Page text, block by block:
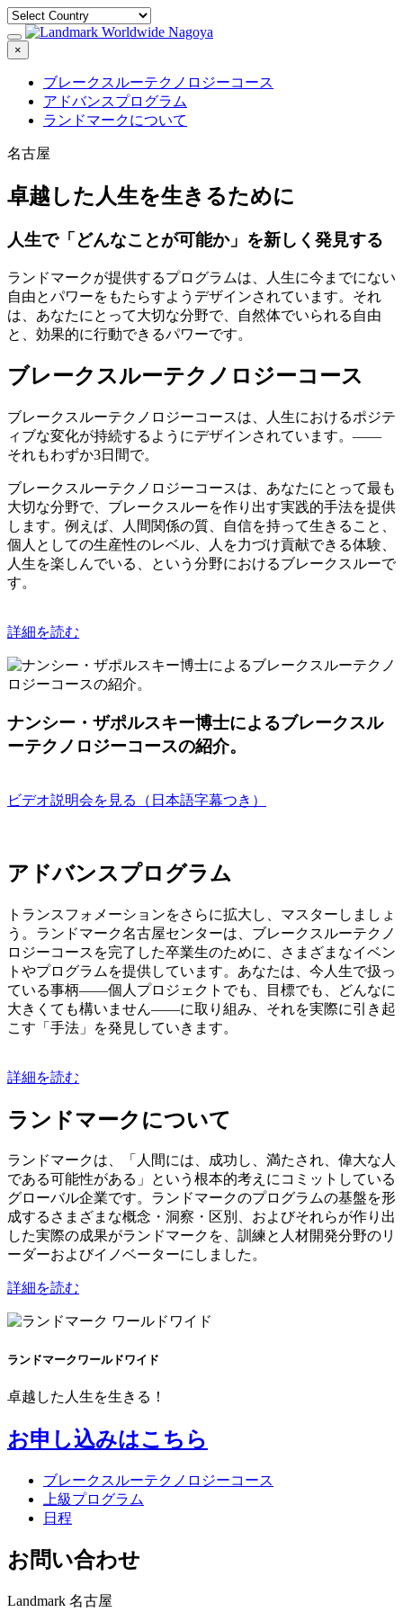
×
ブレークスルーテクノロジーコース
アドバンスプログラム
ランドマークについて
名古屋
卓越した人生を生きるために
人生で「どんなことが可能か」を新しく発見する
ランドマークが提供するプログラムは、人生に今までにない
自由とパワーをもたらすようデザインされています。それ
は、あなたにとって大切な分野で、自然体でいられる自由
と、効果的に行動できるパワーです。
ブレークスルーテクノロジーコース
ブレークスルーテクノロジーコースは、人生におけるポジテ
ィブな変化が持続するようにデザインされています。――
それもわずか3日間で。
ブレークスルーテクノロジーコースは、あなたにとって最も
大切な分野で、ブレークスルーを作り出す実践的手法を提供
します。例えば、人間関係の質、自信を持って生きること、
個人としての生産性のレベル、人を力づけ貢献できる体験、
人生を楽しんでいる、という分野におけるブレークスルーで
す。
詳細を読む
ナンシー・ザポルスキー博士によるブレークスル
ーテクノロジーコースの紹介。
ビデオ説明会を見る（日本語字幕つき）
アドバンスプログラム
トランスフォメーションをさらに拡大し、マスターしましょ
う。ランドマーク名古屋センターは、ブレークスルーテクノ
ロジーコースを完了した卒業生のために、さまざまなイベン
トやプログラムを提供しています。あなたは、今人生で扱っ
ている事柄――個人プロジェクトでも、目標でも、どんなに
大きくても構いません――に取り組み、それを実際に引き起
こす「手法」を発見していきます。
詳細を読む
ランドマークについて
ランドマークは、「人間には、成功し、満たされ、偉大な人
である可能性がある」という根本的考えにコミットしている
グローバル企業です。ランドマークのプログラムの基盤を形
成するさまざまな概念・洞察・区別、およびそれらが作り出
した実際の成果がランドマークを、訓練と人材開発分野のリ
ーダーおよびイノベーターにしました。
詳細を読む
ランドマークワールドワイド
卓越した人生を生きる！
お申し込みはこちら
ブレークスルーテクノロジーコース
上級プログラム
日程
お問い合わせ
Landmark 名古屋